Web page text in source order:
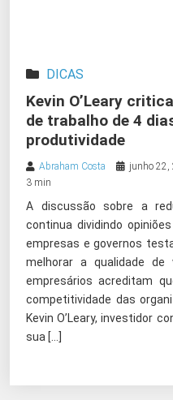
DICAS
Kevin O’Leary
de trabalho de 4
produtividade
Abraham Costa junho 22,
3 min
A discussão sobre a
continua dividindo
empresas e governos
melhorar a qualidade de
empresários acreditam
competitividade das
Kevin O’Leary, investidor
sua […]